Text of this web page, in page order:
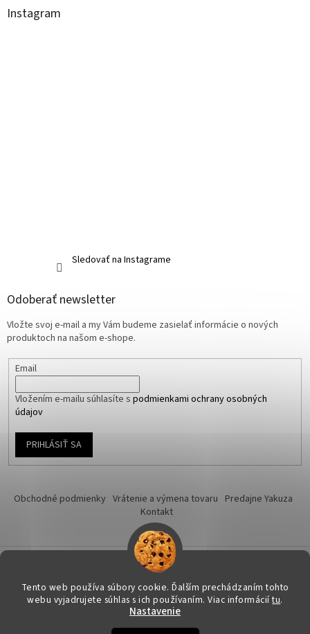
Tento web používa súbory cookie. Ďalším prechádzaním tohto
webu vyjadrujete súhlas s ich používaním. Viac informáciítu.
Nastavenie
Instagram
Sledovať na Instagrame
Odoberať newsletter
Vložte svoj e-mail a my Vám budeme zasielať informácie o nových
produktoch na našom e-shope.
Email
Vložením e-mailu súhlasíte s podmienkami ochrany osobných
údajov
PRIHLÁSIŤ SA
Obchodné podmienky Vrátenie a výmena tovaru Predajne Yakuza
Kontakt
Vytvoril Shoptet